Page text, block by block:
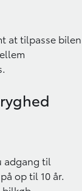
at tilpasse bilen
adgang til
op til 10 år.